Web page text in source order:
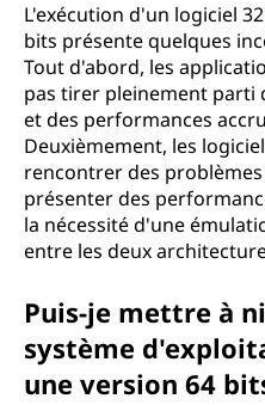
L'exécution d'un logiciel
bits présente quelques
Tout d'abord, les
pas tirer pleinement parti
et des performances
Deuxièmement, les
rencontrer des
présenter des
la nécessité d'une
entre les deux
Puis-je mettre à
système
une version 64